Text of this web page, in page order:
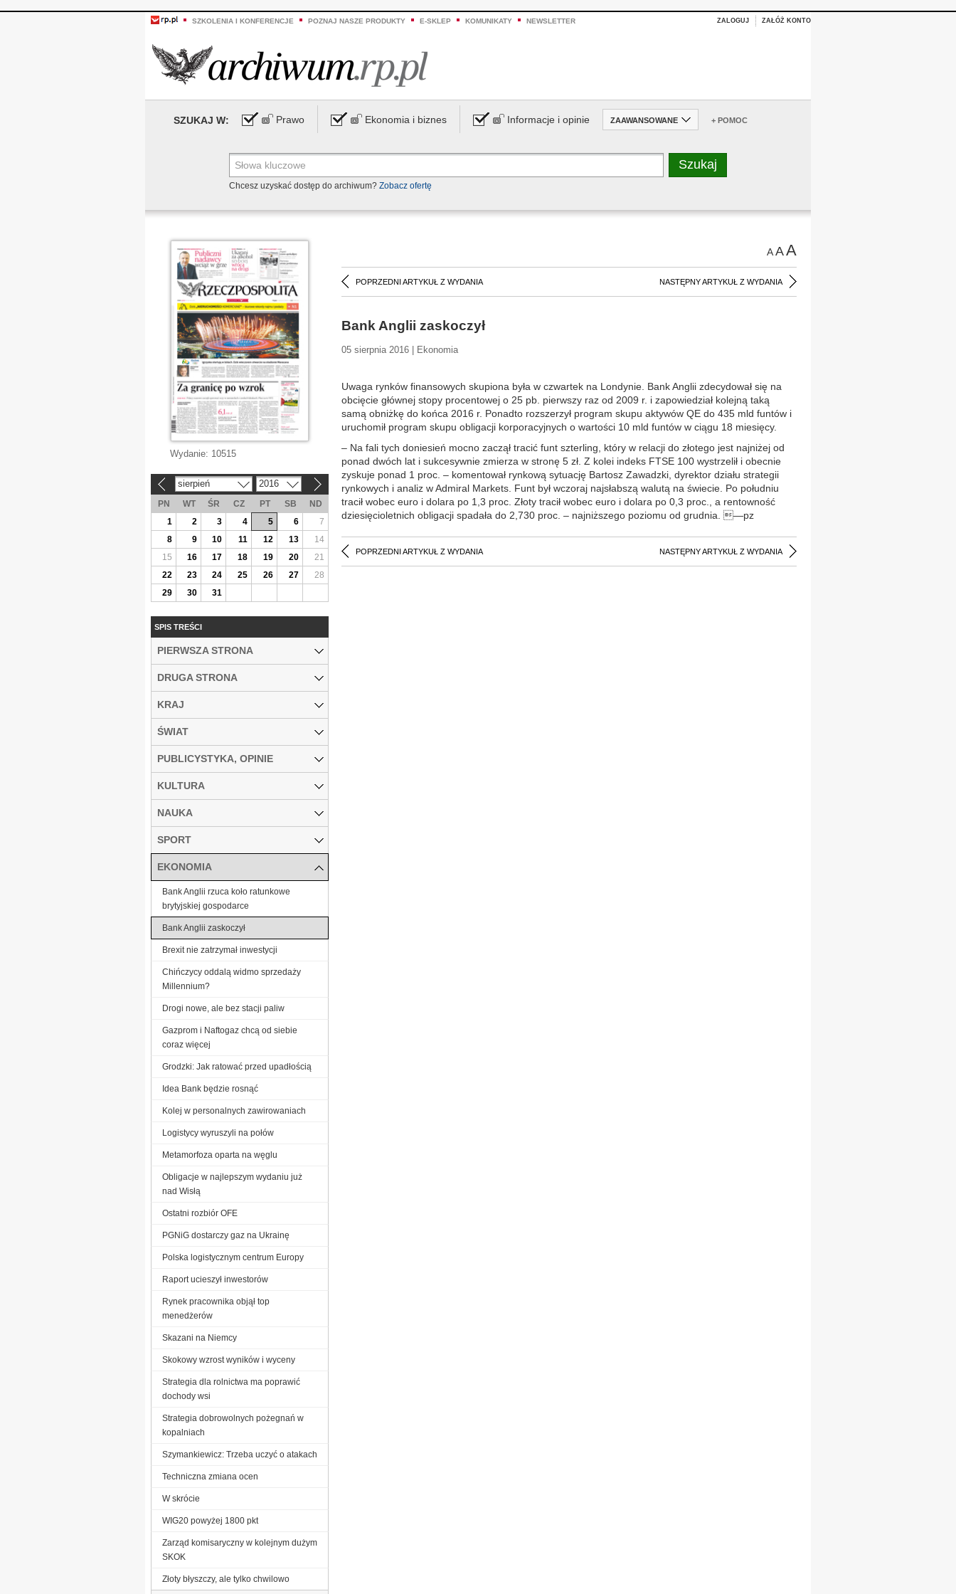
SZKOLENIA I KONFERENCJE POZNAJ NASZE PRODUKTY E-SKLEP KOMUNIKATY NEWSLETTER ZALOGUJ ZAŁÓŻ KONTO
SZUKAJ W: Prawo Ekonomia i biznes Informacje i opinie ZAAWANSOWANE + POMOC
Chcesz uzyskać dostęp do archiwum? Zobacz ofertę
AAA
POPRZEDNI ARTYKUŁ Z WYDANIA NASTĘPNY ARTYKUŁ Z WYDANIA
Bank Anglii zaskoczył
05 sierpnia 2016 | Ekonomia
Uwaga rynków finansowych skupiona była w czwartek na Londynie. Bank Anglii zdecydował się na
obcięcie głównej stopy procentowej o 25 pb. pierwszy raz od 2009 r. i zapowiedział kolejną taką
samą obniżkę do końca 2016 r. Ponadto rozszerzył program skupu aktywów QE do 435 mld funtów i
uruchomił program skupu obligacji korporacyjnych o wartości 10 mld funtów w ciągu 18 miesięcy.
– Na fali tych doniesień mocno zaczął tracić funt szterling, który w relacji do złotego jest najniżej od
ponad dwóch lat i sukcesywnie zmierza w stronę 5 zł. Z kolei indeks FTSE 100 wystrzelił i obecnie
zyskuje ponad 1 proc. – komentował rynkową sytuację Bartosz Zawadzki, dyrektor działu strategii
rynkowych i analiz w Admiral Markets. Funt był wczoraj najsłabszą walutą na świecie. Po południu
tracił wobec euro i dolara po 1,3 proc. Złoty tracił wobec euro i dolara po 0,3 proc., a rentowność
dziesięcioletnich obligacji spadała do 2,730 proc. – najniższego poziomu od grudnia. —pz
POPRZEDNI ARTYKUŁ Z WYDANIA NASTĘPNY ARTYKUŁ Z WYDANIA
Wydanie: 10515
sierpień 2016
PN WT ŚR CZ PT SB
ND
1
2 3 4 5 6
7
8
9 10 11 12 13
14
15
16 17 18 19 20
21
22
23 24 25 26 27
28
29
30 31
SPIS TREŚCI
PIERWSZA STRONA
DRUGA STRONA
KRAJ
ŚWIAT
PUBLICYSTYKA, OPINIE
KULTURA
NAUKA
SPORT
EKONOMIA
Bank Anglii rzuca koło ratunkowe
brytyjskiej gospodarce
Bank Anglii zaskoczył
Brexit nie zatrzymał inwestycji
Chińczycy oddalą widmo sprzedaży
Millennium?
Drogi nowe, ale bez stacji paliw
Gazprom i Naftogaz chcą od siebie
coraz więcej
Grodzki: Jak ratować przed upadłością
Idea Bank będzie rosnąć
Kolej w personalnych zawirowaniach
Logistycy wyruszyli na połów
Metamorfoza oparta na węglu
Obligacje w najlepszym wydaniu już
nad Wisłą
Ostatni rozbiór OFE
PGNiG dostarczy gaz na Ukrainę
Polska logistycznym centrum Europy
Raport ucieszył inwestorów
Rynek pracownika objął top
menedżerów
Skazani na Niemcy
Skokowy wzrost wyników i wyceny
Strategia dla rolnictwa ma poprawić
dochody wsi
Strategia dobrowolnych pożegnań w
kopalniach
Szymankiewicz: Trzeba uczyć o atakach
Techniczna zmiana ocen
W skrócie
WIG20 powyżej 1800 pkt
Zarząd komisaryczny w kolejnym dużym
SKOK
Złoty błyszczy, ale tylko chwilowo